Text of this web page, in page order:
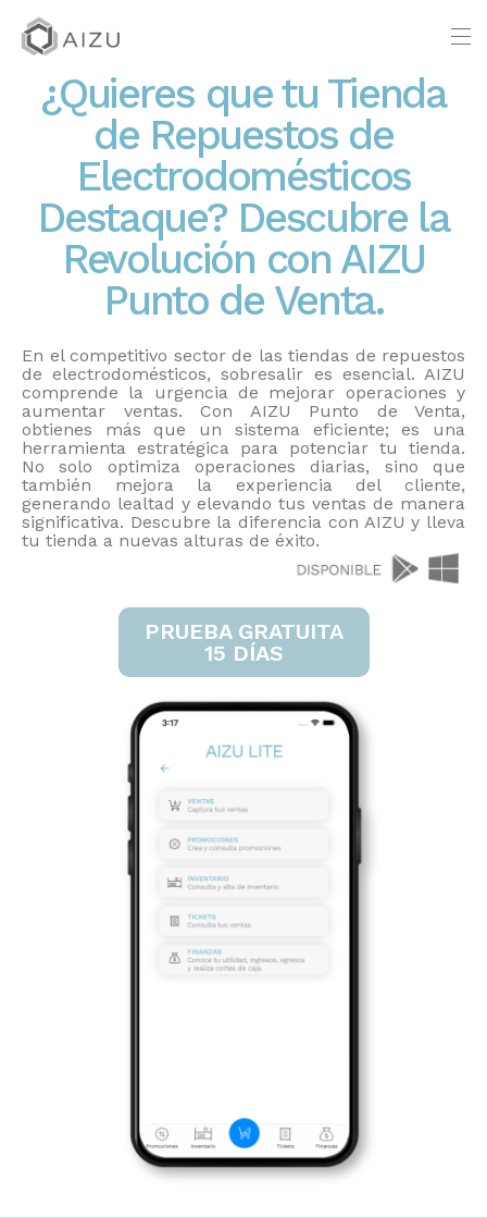
¿Quieres que tu Tienda
de Repuestos de
Electrodomésticos
Destaque? Descubre la
Revolución con AIZU
Punto de Venta.
En el competitivo sector de las tiendas de repuestos
de electrodomésticos, sobresalir es esencial. AIZU
comprende la urgencia de mejorar operaciones y
aumentar ventas. Con AIZU Punto de Venta,
obtienes más que un sistema eficiente; es una
herramienta estratégica para potenciar tu tienda.
No solo optimiza operaciones diarias, sino que
también mejora la experiencia del cliente,
generando lealtad y elevando tus ventas de manera
significativa. Descubre la diferencia con AIZU y lleva
tu tienda a nuevas alturas de éxito.
PRUEBA GRATUITA
15 DÍAS